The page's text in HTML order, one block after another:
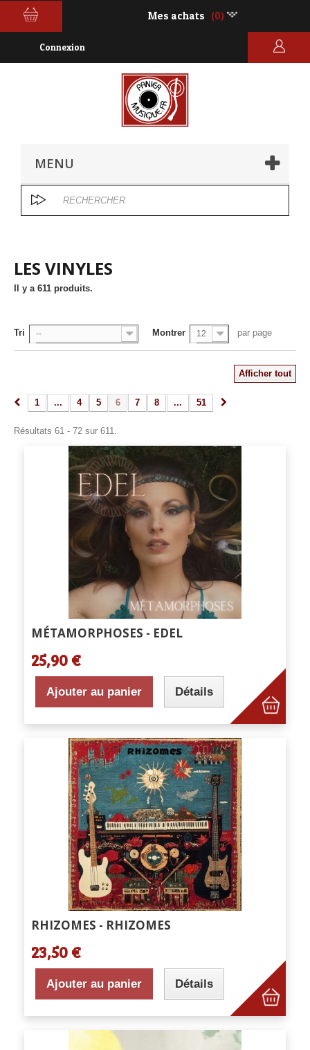
Mes achats (0)
Connexion
MENU
LES VINYLES
Il y a 611 produits.
Tri -- Montrer 12 par page
Afficher tout
1 ... 4 5 6 7 8 ... 51
Résultats 61 - 72 sur 611.
MÉTAMORPHOSES - EDEL
25,90 €
Ajouter au panier Détails
RHIZOMES - RHIZOMES
23,50 €
Ajouter au panier Détails